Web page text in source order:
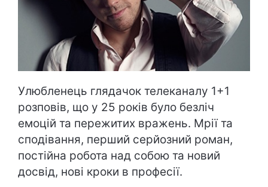
Улюбленець глядачок телеканалу 1+1
розповів, що у 25 років було безліч
емоцій та пережитих вражень. Мрії та
сподівання, перший серйозний роман,
постійна робота над собою та новий
досвід, нові кроки в професії.